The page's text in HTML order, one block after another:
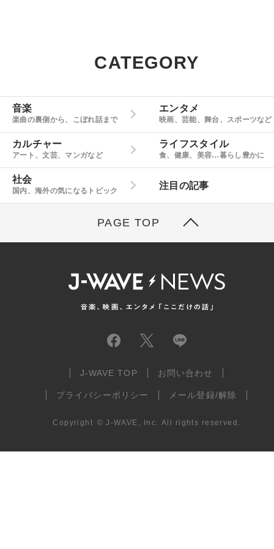
CATEGORY
音楽
楽曲の裏側から、こぼれ話まで
エンタメ
映画、芸能、舞台、スポーツなど
カルチャー
アート、文芸、マンガなど
ライフスタイル
食、健康、美容…暮らし豊かに
社会
国内、海外の気になるトピック
注目の記事
PAGE TOP
J-WAVE TOP お問い合わせ
プライバシーポリシー メール登録/解除
Copyright © J-WAVE, Inc. All rights reserved.